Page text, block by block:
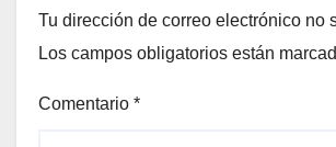
Tu dirección de correo electrónico no
Los campos obligatorios están
Comentario *